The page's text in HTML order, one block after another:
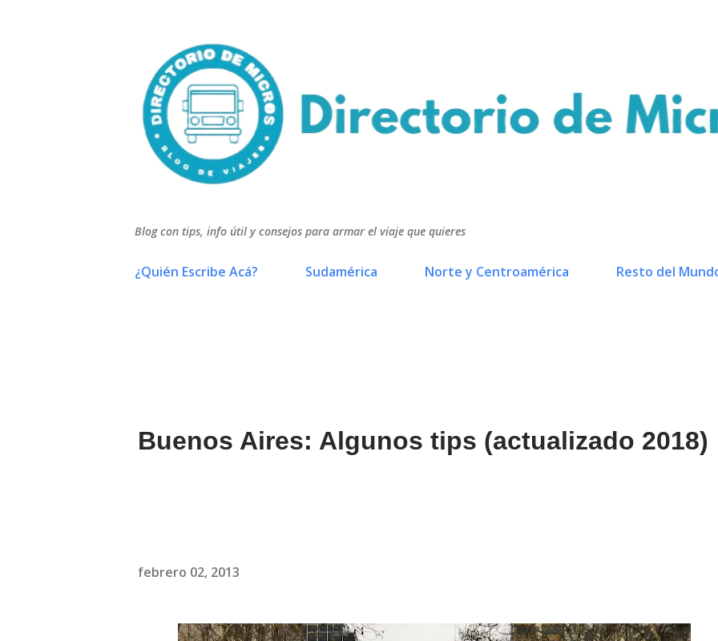
Blog con tips, info útil y consejos para armar el viaje que quieres
¿Quién Escribe Acá? Sudamérica Norte y Centroamérica Resto del
Buenos Aires: Algunos tips (actualizado 2018)
febrero 02, 2013